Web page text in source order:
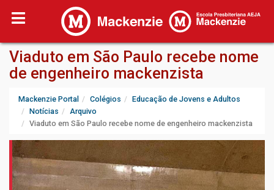
Viaduto em São Paulo recebe nome
de engenheiro mackenzista
Mackenzie Portal Colégios
Educação de Jovens e Adultos
Notícias
Arquivo
Viaduto em São Paulo recebe nome de engenheiro mackenzista